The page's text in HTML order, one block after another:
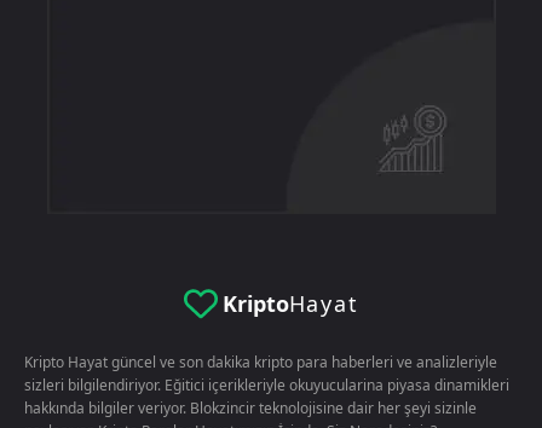
KriptoHayat
Kripto Hayat güncel ve son dakika kripto para haberleri ve analizleriyle
sizleri bilgilendiriyor. Eğitici içerikleriyle okuyucularina piyasa dinamikleri
hakkında bilgiler veriyor. Blokzincir teknolojisine dair her şeyi sizinle